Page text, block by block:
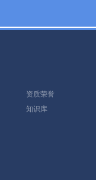
资质荣誉
知识库